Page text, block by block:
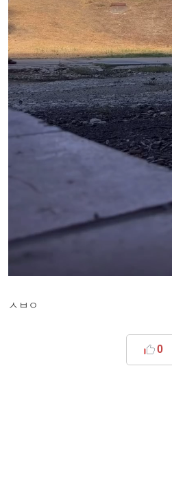
ㅅㅂㅇ
0